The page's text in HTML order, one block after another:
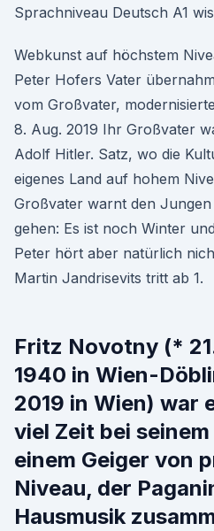
Sprachniveau Deutsch A1
Webkunst auf höchstem
Peter Hofers Vater
vom Großvater,
8. Aug. 2019 Ihr Großvater
Adolf Hitler. Satz, wo die
eigenes Land auf hohem
Großvater warnt den
gehen: Es ist noch Winter
Peter hört aber natürlich
Martin Jandrisevits tritt ab 1.
Fritz Novotny (*
1940 in Wien-
2019 in Wien) war
viel Zeit bei
einem Geiger von
Niveau, der
Hausmusik